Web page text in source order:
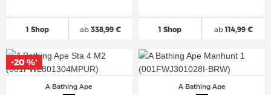
1 Shop ab 338,99 € 1 Shop ab114,99 €
A Bathing Ape
-20 %*
-20 %*
A Bathing Ape